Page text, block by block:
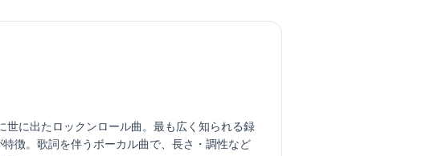
世に出たロックンロール曲。最も広く知られる録
徴。歌詞を伴うボーカル曲で、長さ・調性など